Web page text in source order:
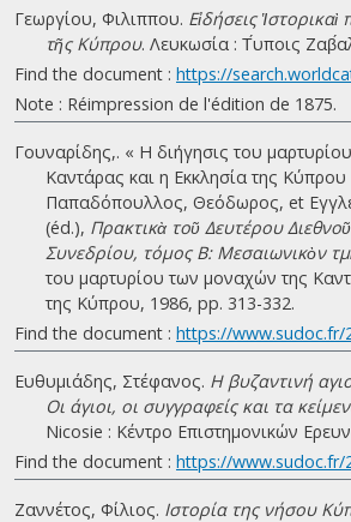
Γεωργίου, Φιλιππου. Εἰδήσεις
τῆς Κύπρου. Λευκωσία : Τ́υποις
Find the document : https://
Note : Réimpression de l'édition de 1875.
Γουναρίδης,. « Η διήγησις του
Καντάρας και η Εκκλησία της Κύπρου
Παπαδόπουλλος, Θεόδωρος, et
(éd.), Πρακτικὰ τοῦ Δευτέρου
Συνεδρίου, τόμος Β: Μεσαιωνικὸν
του μαρτυρίου των μοναχών της
της Κύπρου, 1986, pp. 313-332.
Find the document : https://www.sudoc.fr/
Ευθυμιάδης, Στέφανος. Η βυζαντινή
Οι άγιοι, οι συγγραφείς και τα
Nicosie : Κέντρο Επιστημονικών
Find the document : https://www.sudoc.fr/
Ζαννέτος, Φίλιος. Ιστορία της νήσου